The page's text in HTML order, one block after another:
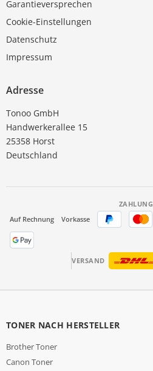
Garantieversprechen
Cookie-Einstellungen
Datenschutz
Impressum
Adresse
Tonoo GmbH
Handwerkerallee 15
25358 Horst
Deutschland
ZAHLUNG
Auf Rechnung
Vorkasse
VERSAND
TONER NACH HERSTELLER
Brother Toner
Canon Toner